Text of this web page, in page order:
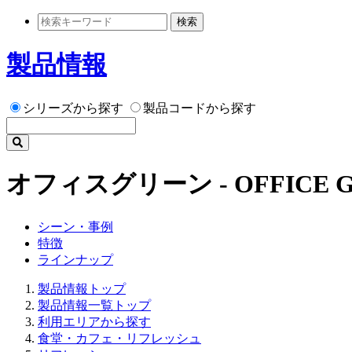
検索
製品情報
シリーズから探す 製品コードから探す
オフィスグリーン - OFFICE
シーン・事例
特徴
ラインナップ
製品情報トップ
製品情報一覧トップ
利用エリアから探す
食堂・カフェ・リフレッシュ